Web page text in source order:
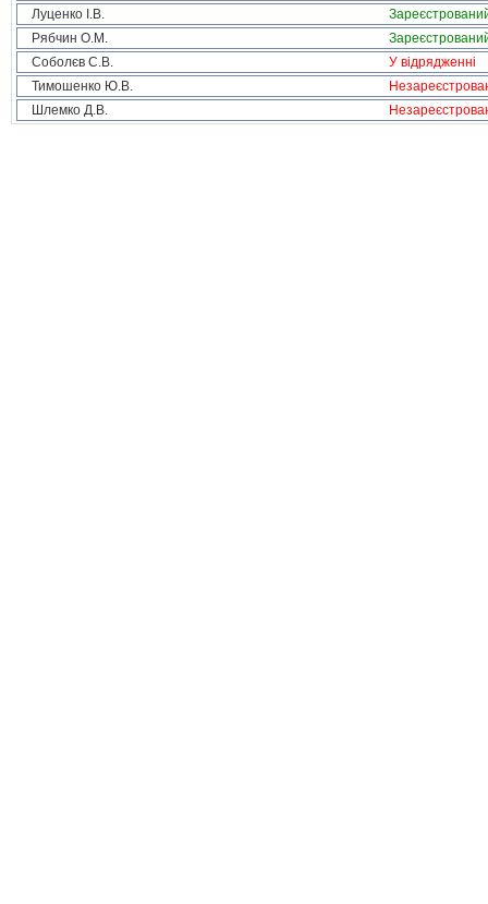
Луценко І.В.
Рябчин О.М.
Соболєв С.В.
У відрядженні
Тимошенко Ю.В.
Шлемко Д.В.